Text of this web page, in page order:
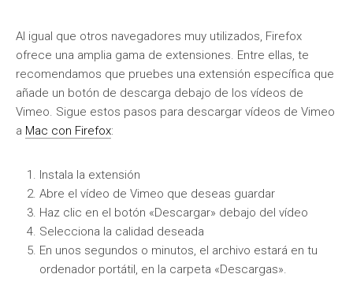
Al igual que otros navegadores muy utilizados, Firefox
ofrece una amplia gama de extensiones. Entre ellas, te
recomendamos que pruebes una extensión específica que
añade un botón de descarga debajo de los vídeos de
Vimeo. Sigue estos pasos para descargar vídeos de Vimeo
a Mac con Firefox:
Instala la extensión
Abre el vídeo de Vimeo que deseas guardar
Haz clic en el botón «Descargar» debajo del vídeo
Selecciona la calidad deseada
En unos segundos o minutos, el archivo estará en tu
ordenador portátil, en la carpeta «Descargas».